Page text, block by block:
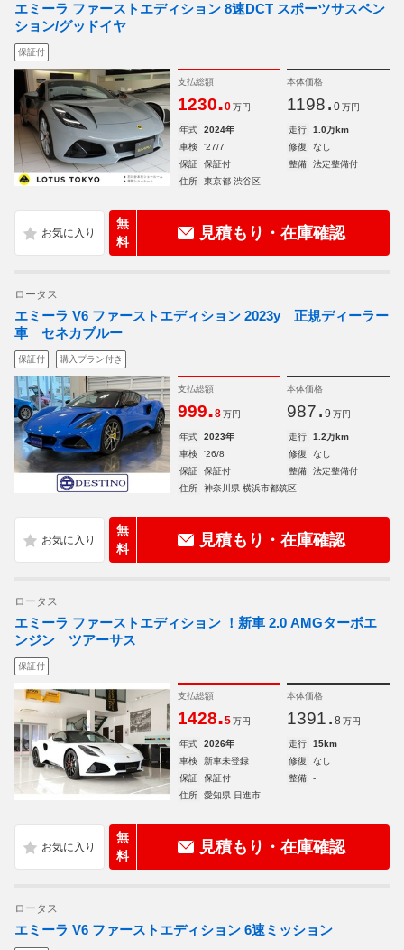
エミーラ ファーストエディション 8速DCT スポーツサスペン
ション/グッドイヤ
保証付
支払総額
1230.0 万円
本体価格
1198. 0 万円
年式 2024年 走行
1.0万km
車検
'27/7 修復
なし
保証
保証付 整備
法定整備付
住所
東京都 渋谷区
無
料
見積もり・在庫確認
ロータス
エミーラ V6 ファーストエディション 2023y 正規ディーラー
車 セネカブルー
保証付 購入プラン付き
支払総額
999.8 万円
本体価格
987. 9 万円
年式 2023年 走行
1.2万km
車検
'26/8 修復
なし
保証
保証付 整備
法定整備付
住所
神奈川県 横浜市都筑区
無
料
見積もり・在庫確認
ロータス
エミーラ ファーストエディション ！新車 2.0 AMGターボエ
ンジン ツアーサス
保証付
支払総額
1428.5 万円
本体価格
1391. 8 万円
年式 2026年 走行
15km
車検
新車未登録 修復
なし
保証
保証付 整備
-
住所
愛知県 日進市
無
料
見積もり・在庫確認
ロータス
エミーラ V6 ファーストエディション 6速ミッション